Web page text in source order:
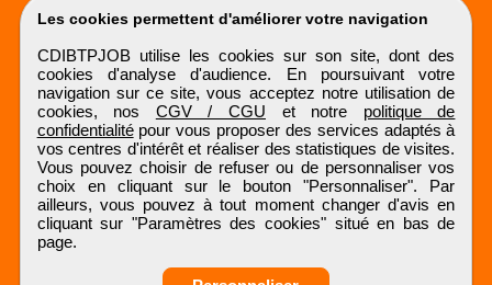
Les cookies permettent d'améliorer votre navigation
CDIBTPJOB utilise les cookies sur son site, dont des
cookies d'analyse d'audience. En poursuivant votre
navigation sur ce site, vous acceptez notre utilisation de
cookies, nos CGV / CGU et notre politique de
confidentialitépour vous proposer des services adaptés à
vos centres d'intérêt et réaliser des statistiques de visites.
Vous pouvez choisir de refuser ou de personnaliser vos
choix en cliquant sur le bouton "Personnaliser". Par
ailleurs, vous pouvez à tout moment changer d'avis en
cliquant sur "Paramètres des cookies" situé en bas de
page.